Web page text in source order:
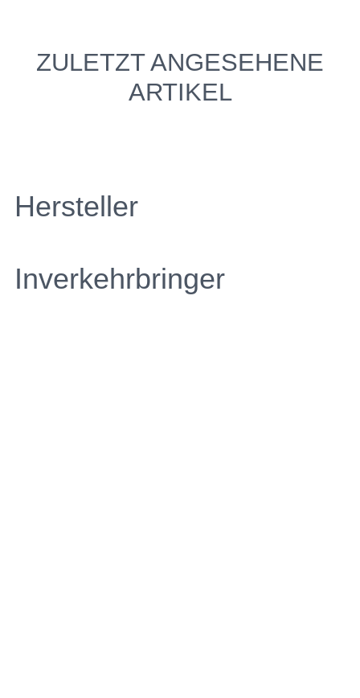
ZULETZT ANGESEHENE
ARTIKEL
Hersteller
Inverkehrbringer